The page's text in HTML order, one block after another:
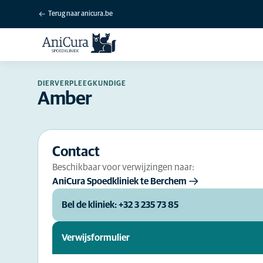
Terug naar anicura.be
DIERVERPLEEGKUNDIGE
Amber
Contact
Beschikbaar voor verwijzingen naar:
AniCura Spoedkliniek te Berchem
Bel de kliniek: +32 3 235 73 85
Verwijsformulier